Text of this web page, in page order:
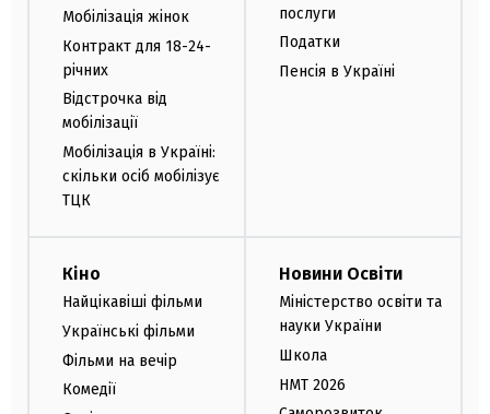
Мобілізація жінок
Контракт для 18-24-
річних
Відстрочка від
мобілізації
Мобілізація в Україні:
скільки осіб мобілізує
ТЦК
послуги
Податки
Пенсія в Україні
Кіно
Найцікавіші фільми
Українські фільми
Фільми на вечір
Комедії
Новини Освіти
Міністерство освіти та
науки України
Школа
НМТ 2026